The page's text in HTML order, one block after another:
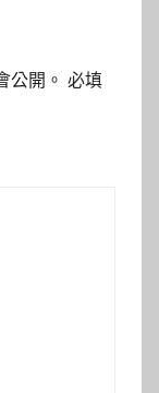
公開。 必填